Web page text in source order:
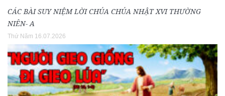
CÁC BÀI SUY NIỆM LỜI CHÚA CHÚA NHẬT XVI THƯỜNG
NIÊN- A
Thứ Năm 16.07.2026